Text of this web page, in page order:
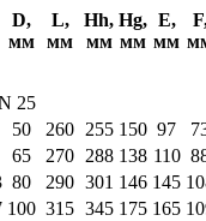
D,
мм
L,
мм
Нh,
мм
Нg,
мм
Е,
мм
25
50 260 255 150 97
65 270 288 138 110
80 290 301 146 145
100 315 345 175 165